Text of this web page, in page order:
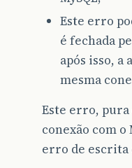
Este erro
é fechada
após isso, a
mesma
Este erro,
conexão com o
erro de escrita